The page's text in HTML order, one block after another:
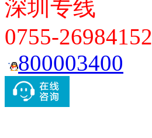
深圳专线
0755-26984152
800003400